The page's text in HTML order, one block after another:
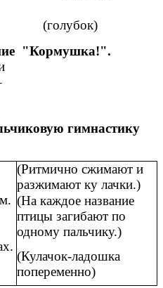
(голубок)
"Кормушка!".
гимнастику
(Ритмично сжимают и
разжимают ку лачки.)
(На каждое название
птицы загибают по
одному пальчику.)
(Кулачок-ладошка
попеременно)